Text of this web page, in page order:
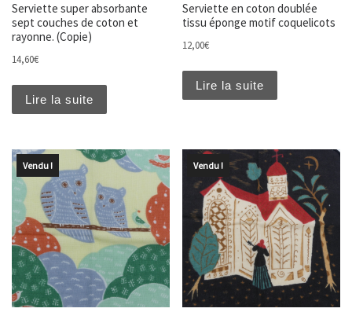
Serviette super absorbante
sept couches de coton et
rayonne. (Copie)
14,60€
Lire la suite
Serviette en coton doublée
tissu éponge motif coquelicots
12,00€
Lire la suite
Vendu ! Vendu !